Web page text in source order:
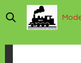
Zum
Hauptinhalt